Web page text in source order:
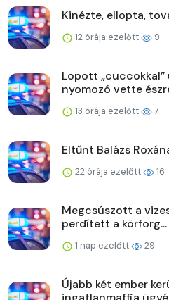
Kinézte, ellopta,
12 órája ezelőtt 9
Lopott
nyomozó vette
13 órája ezelőtt 7
Eltűnt Balázs
22 órája ezelőtt 16
Megcsúszott a
perdített a körforg...
1 nap ezelőtt 29
Újabb két ember